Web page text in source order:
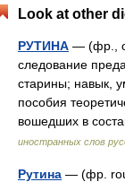
Look at other
РУТИНА — (фр.,
следование
старины; навык,
пособия
вошедших в
иностранных слов
Рутина — (фр.